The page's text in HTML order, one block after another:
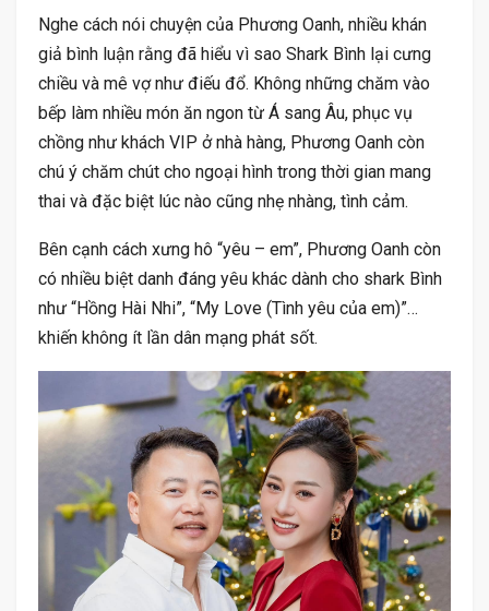
Nghe cách nói chuyện của Phương Oanh, nhiều khán
giả bình luận rằng đã hiểu vì sao Shark Bình lại cưng
chiều và mê vợ như điếu đổ. Không những chăm vào
bếp làm nhiều món ăn ngon từ Á sang Âu, phục vụ
chồng như khách VIP ở nhà hàng, Phương Oanh còn
chú ý chăm chút cho ngoại hình trong thời gian mang
thai và đặc biệt lúc nào cũng nhẹ nhàng, tình cảm.
Bên cạnh cách xưng hô “yêu – em”, Phương Oanh còn
có nhiều biệt danh đáng yêu khác dành cho shark Bình
như “Hồng Hài Nhi”, “My Love (Tình yêu của em)”…
khiến không ít lần dân mạng phát sốt.